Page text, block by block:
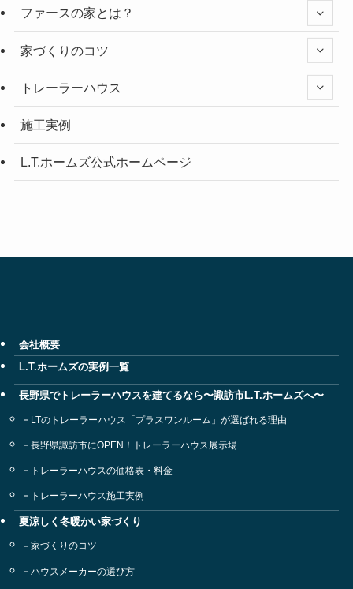
ファースの家とは？
家づくりのコツ
トレーラーハウス
施工実例
L.T.ホームズ公式ホームページ
会社概要
L.T.ホームズの実例一覧
長野県でトレーラーハウスを建てるなら〜諏訪市L.T.ホームズへ〜
LTのトレーラーハウス「プラスワンルーム」が選ばれる理由
長野県諏訪市にOPEN！トレーラーハウス展示場
トレーラーハウスの価格表・料金
トレーラーハウス施工実例
夏涼しく冬暖かい家づくり
家づくりのコツ
ハウスメーカーの選び方